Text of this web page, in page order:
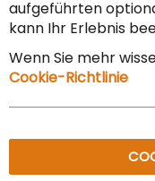
aufgeführten
kann Ihr Erlebnis
Wenn Sie mehr
Cookie-Richtlinie